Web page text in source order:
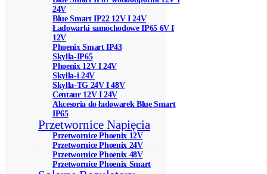
24V
Blue Smart IP22 12V I 24V
Ładowarki samochodowe IP65 6V I
12V
Phoenix Smart IP43
Skylla-IP65
Phoenix 12V I 24V
Skylla-i 24V
Skylla-TG 24V I 48V
Centaur 12V I 24V
Akcesoria do ładowarek Blue Smart
IP65
Przetwornice Napięcia
Przetwornice Phoenix 12V
Przetwornice Phoenix 24V
Przetwornice Phoenix 48V
Przetwornice Phoenix Smart